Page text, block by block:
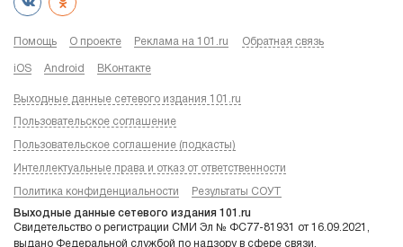
Помощь О проекте Реклама на 101.ru Обратная связь
iOS Android ВКонтакте
Выходные данные сетевого издания 101.ru
Пользовательское соглашение
Пользовательское соглашение (подкасты)
Интеллектуальные права и отказ от ответственности
Политика конфиденциальности Результаты СОУТ
Выходные данные сетевого издания 101.ru
Свидетельство о регистрации СМИ Эл № ФС77-81931 от 16.09.2021,
выдано Федеральной службой по надзору в сфере связи,